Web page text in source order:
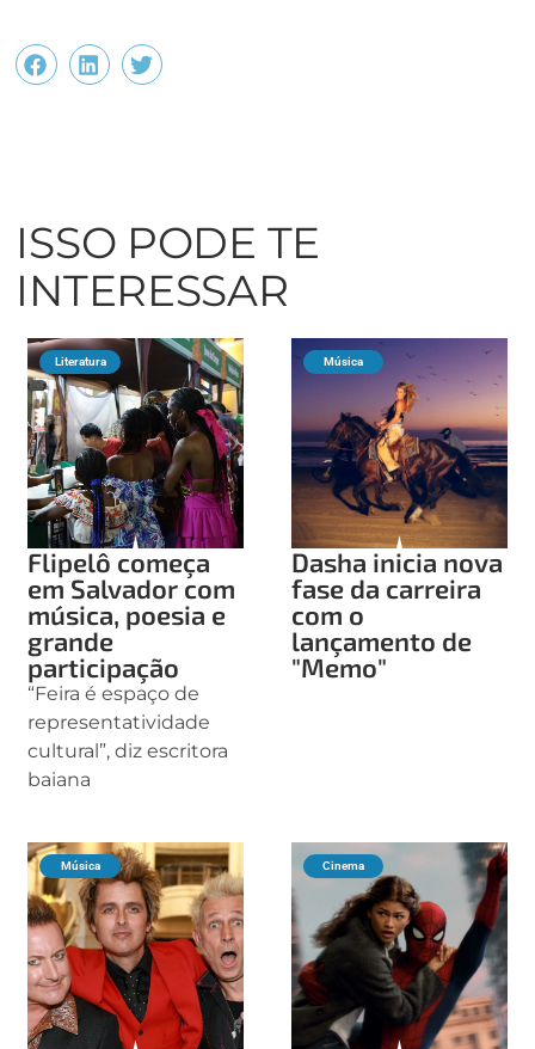
ISSO PODE TE
INTERESSAR
Literatura
Flipelô começa
em Salvador com
música, poesia e
grande
participação
“Feira é espaço de
representatividade
cultural”, diz escritora
baiana
Música
Dasha inicia nova
fase da carreira
com o
lançamento de
"Memo"
Música Cinema